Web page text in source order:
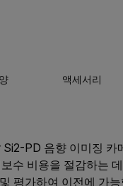
액세서리
Si2-PD 음향 이미징 카
수 비용을 절감하는
평가하여 이전에 가